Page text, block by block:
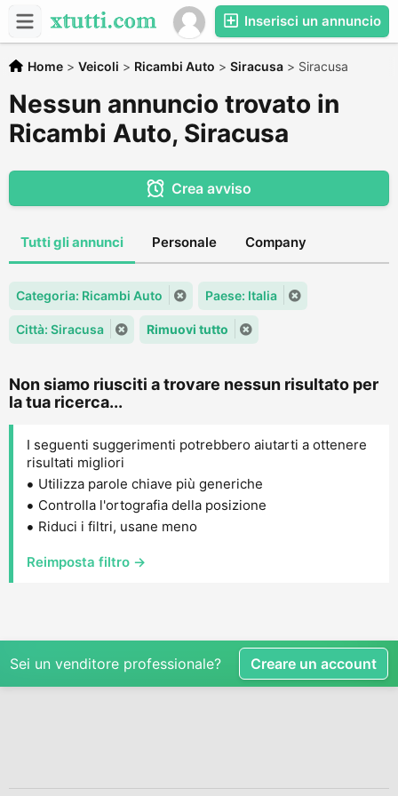
Inserisci un annuncio
Home > Veicoli > Ricambi Auto > Siracusa > Siracusa
Nessun annuncio trovato in
Ricambi Auto, Siracusa
Crea avviso
Tutti gli annunci Personale Company
Categoria: Ricambi Auto Paese: Italia
Città: Siracusa Rimuovi tutto
Non siamo riusciti a trovare nessun risultato per
la tua ricerca...
I seguenti suggerimenti potrebbero aiutarti a ottenere
risultati migliori
Utilizza parole chiave più generiche
Controlla l'ortografia della posizione
Riduci i filtri, usane meno
Reimposta filtro →
Sei un venditore professionale? Creare un account